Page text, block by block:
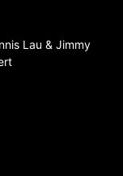
Lau & Jimmy